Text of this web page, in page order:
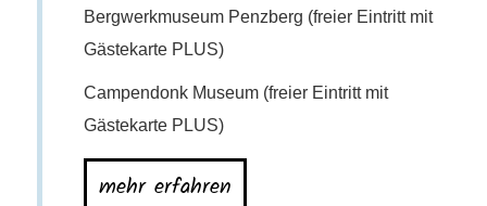
Bergwerkmuseum Penzberg (freier Eintritt mit
Gästekarte PLUS)
Campendonk Museum (freier Eintritt mit
Gästekarte PLUS)
mehr erfahren